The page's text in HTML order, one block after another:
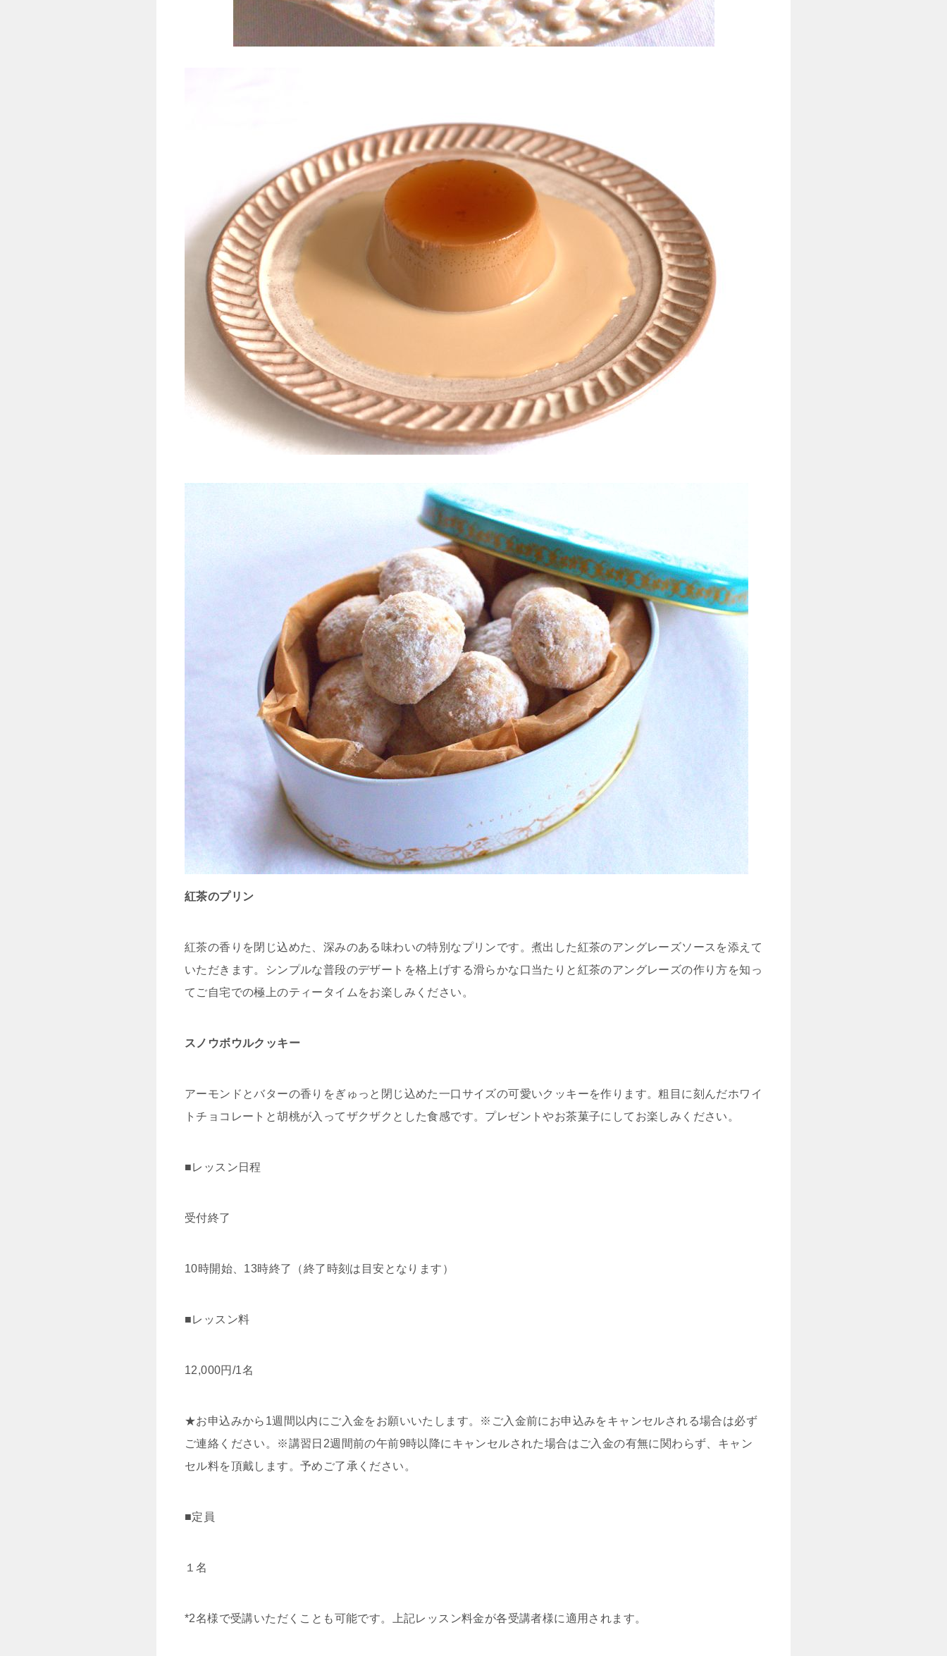
紅茶のプリン
紅茶の香りを閉じ込めた、深みのある味わいの特別なプリンです。煮出した紅茶のアングレーズソースを添えて
いただきます。シンプルな普段のデザートを格上げする滑らかな口当たりと紅茶のアングレーズの作り方を知っ
てご自宅での極上のティータイムをお楽しみください。
スノウボウルクッキー
アーモンドとバターの香りをぎゅっと閉じ込めた一口サイズの可愛いクッキーを作ります。粗目に刻んだホワイ
トチョコレートと胡桃が入ってザクザクとした食感です。プレゼントやお茶菓子にしてお楽しみください。
■レッスン日程
受付終了
10時開始、13時終了（終了時刻は目安となります）
■レッスン料
12,000円/1名
★お申込みから1週間以内にご入金をお願いいたします。※ご入金前にお申込みをキャンセルされる場合は必ず
ご連絡ください。※講習日2週間前の午前9時以降にキャンセルされた場合はご入金の有無に関わらず、キャン
セル料を頂戴します。予めご了承ください。
■定員
１名
*2名様で受講いただくことも可能です。上記レッスン料金が各受講者様に適用されます。